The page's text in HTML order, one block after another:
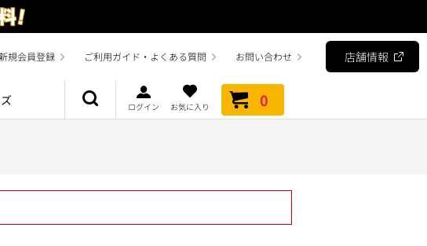
規会員登録 ご利用ガイド・よくある質問 お問い合わせ 店舗情報
ログイン お気に入り 0